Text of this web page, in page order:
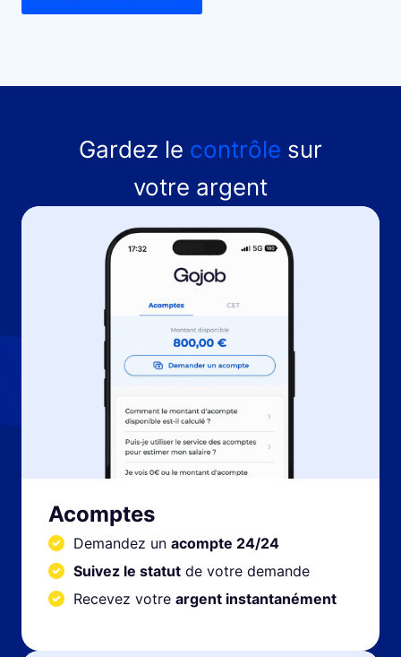
Gardez le contrôle sur
votre argent
Acomptes
Demandez un acompte 24/24
Suivez le statut de votre demande
Recevez votre argent instantanément